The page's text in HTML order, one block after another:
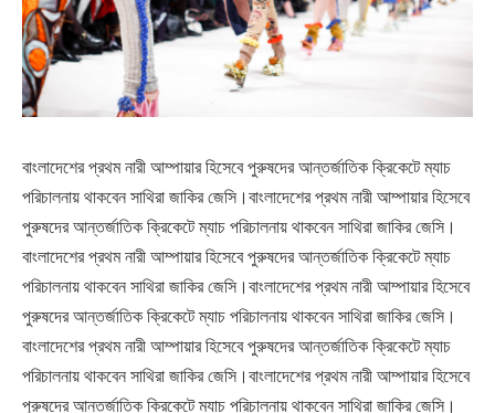
বাংলাদেশের প্রথম নারী আম্পায়ার হিসেবে পুরুষদের আন্তর্জাতিক ক্রিকেটে ম্যাচ
পরিচালনায় থাকবেন সাথিরা জাকির জেসি।বাংলাদেশের প্রথম নারী আম্পায়ার হিসেবে
পুরুষদের আন্তর্জাতিক ক্রিকেটে ম্যাচ পরিচালনায় থাকবেন সাথিরা জাকির জেসি।
বাংলাদেশের প্রথম নারী আম্পায়ার হিসেবে পুরুষদের আন্তর্জাতিক ক্রিকেটে ম্যাচ
পরিচালনায় থাকবেন সাথিরা জাকির জেসি।বাংলাদেশের প্রথম নারী আম্পায়ার হিসেবে
পুরুষদের আন্তর্জাতিক ক্রিকেটে ম্যাচ পরিচালনায় থাকবেন সাথিরা জাকির জেসি।
বাংলাদেশের প্রথম নারী আম্পায়ার হিসেবে পুরুষদের আন্তর্জাতিক ক্রিকেটে ম্যাচ
পরিচালনায় থাকবেন সাথিরা জাকির জেসি।বাংলাদেশের প্রথম নারী আম্পায়ার হিসেবে
পুরুষদের আন্তর্জাতিক ক্রিকেটে ম্যাচ পরিচালনায় থাকবেন সাথিরা জাকির জেসি।